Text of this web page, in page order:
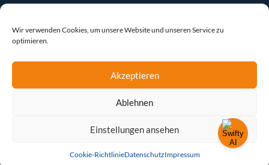
Wir verwenden Cookies, um unsere Website und unseren Service zu
optimieren.
Akzeptieren
Ablehnen
Einstellungen ansehen
Cookie-RichtlinieDatenschutzImpressum